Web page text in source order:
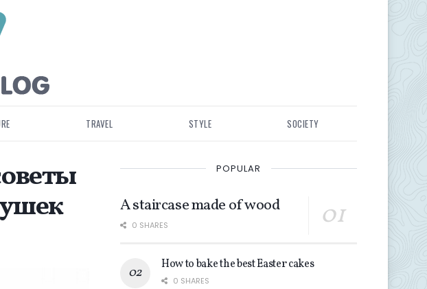
TRAVEL STYLE SOCIETY
POPULAR
A staircase made of wood
0 SHARES
How to bake the best Easter cakes
0 SHARES